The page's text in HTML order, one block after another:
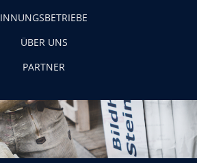
INNUNGSBETRIEBE
ÜBER UNS
PARTNER